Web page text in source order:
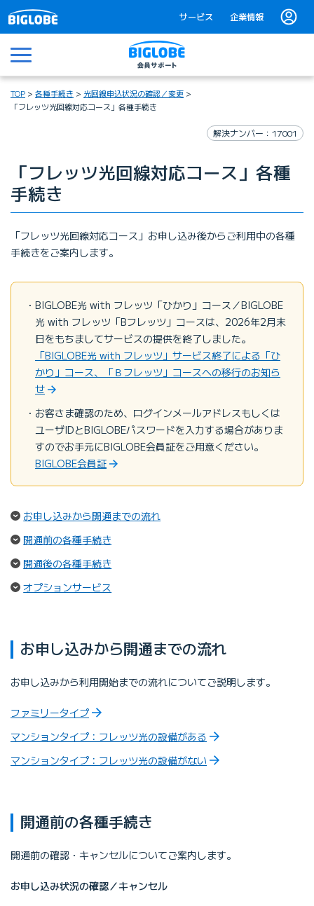
サービス 企業情報
メニュー
TOP 各種手続き
光回線申込状況の確認／変更
「フレッツ光回線対応コース」各種手続き
解決ナンバー：17001
「フレッツ光回線対応コース」各種
手続き
「フレッツ光回線対応コース」お申し込み後からご利用中の各種
手続きをご案内します。
BIGLOBE光 with フレッツ「ひかり」コース／BIGLOBE
光 with フレッツ「Bフレッツ」コースは、2026年2月末
日をもちましてサービスの提供を終了しました。
「BIGLOBE光 with フレッツ」サービス終了による「ひ
かり」コース、「Ｂフレッツ」コースへの移行のお知ら
せ
お客さま確認のため、ログインメールアドレスもしくは
ユーザIDとBIGLOBEパスワードを入力する場合がありま
すのでお手元にBIGLOBE会員証をご用意ください。
BIGLOBE会員証
お申し込みから開通までの流れ
開通前の各種手続き
開通後の各種手続き
オプションサービス
お申し込みから開通までの流れ
お申し込みから利用開始までの流れについてご説明します。
ファミリータイプ
マンションタイプ：フレッツ光の設備がある
マンションタイプ：フレッツ光の設備がない
開通前の各種手続き
開通前の確認・キャンセルについてご案内します。
お申し込み状況の確認／キャンセル